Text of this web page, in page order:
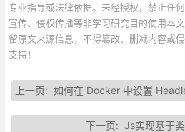
专业指导或法律依据。未经授权，禁止任
宣传、侵权传播等非学习研究目的使用本
留原文来源信息，不得篡改、删减内容或
支持！
上一页:如何在 Docker 中设置
下一页:Js实现基于